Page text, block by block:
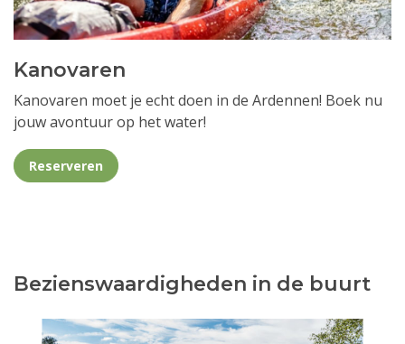
Kanovaren
Kanovaren moet je echt doen in de Ardennen! Boek nu
jouw avontuur op het water!
Reserveren
Bezienswaardigheden in de buurt